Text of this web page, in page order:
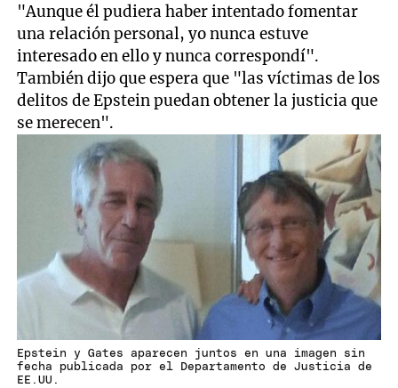
"Aunque él pudiera haber intentado fomentar
una relación personal, yo nunca estuve
interesado en ello y nunca correspondí".
También dijo que espera que "las víctimas de los
delitos de Epstein puedan obtener la justicia que
se merecen".
Epstein y Gates aparecen juntos en una imagen sin
fecha publicada por el Departamento de Justicia de
EE.UU.